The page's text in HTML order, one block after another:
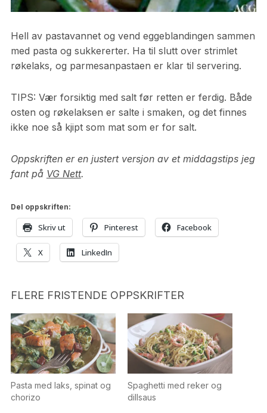
Hell av pastavannet og vend eggeblandingen sammen
med pasta og sukkererter. Ha til slutt over strimlet
røkelaks, og parmesanpastaen er klar til servering.
TIPS: Vær forsiktig med salt før retten er ferdig. Både
osten og røkelaksen er salte i smaken, og det finnes
ikke noe så kjipt som mat som er for salt.
Oppskriften er en justert versjon av et middagstips jeg
fant på VG Nett.
Del oppskriften:
Skriv ut Pinterest Facebook
X LinkedIn
FLERE FRISTENDE OPPSKRIFTER
Pasta med laks, spinat og
chorizo
Spaghetti med reker og
dillsaus